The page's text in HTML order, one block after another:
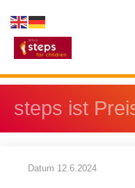
Inhalt
springen
steps ist
Datum 12.6.2024